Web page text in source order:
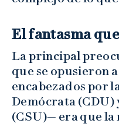
El fantasma
La principal
que se opusieron
encabezados por
Demócrata (CDU)
(CSU)— era que